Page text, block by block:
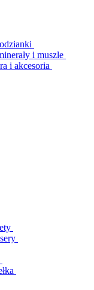
i muszle
i akcesoria